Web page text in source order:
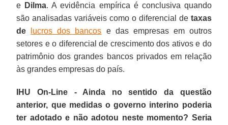
e Dilma. A evidência empírica é conclusiva quando
são analisadas variáveis como o diferencial de taxas
de
lucros dos bancos e das empresas em outros
setores e o diferencial de crescimento dos ativos e do
patrimônio dos grandes bancos privados em relação
às grandes empresas do país.
IHU On-Line - Ainda no sentido da questão
anterior, que medidas o governo interino poderia
ter adotado e não adotou neste momento? Seria